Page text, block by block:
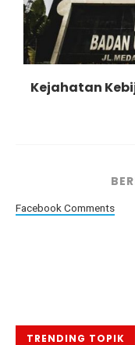
Kejahatan
Facebook Comments
TRENDING TOPIK